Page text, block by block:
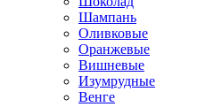
Шампань
Оливковые
Оранжевые
Вишневые
Изумрудные
Венге